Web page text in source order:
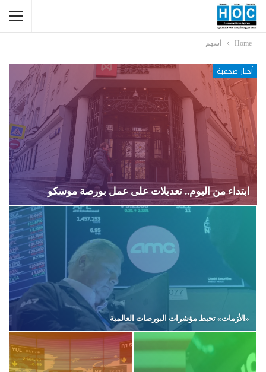
Home أسهم
أخبار صحفية
ابتداء من اليوم.. تعديلات على عمل بورصة موسكو
«الأزمات» تحبط مؤشرات البورصات العالمية